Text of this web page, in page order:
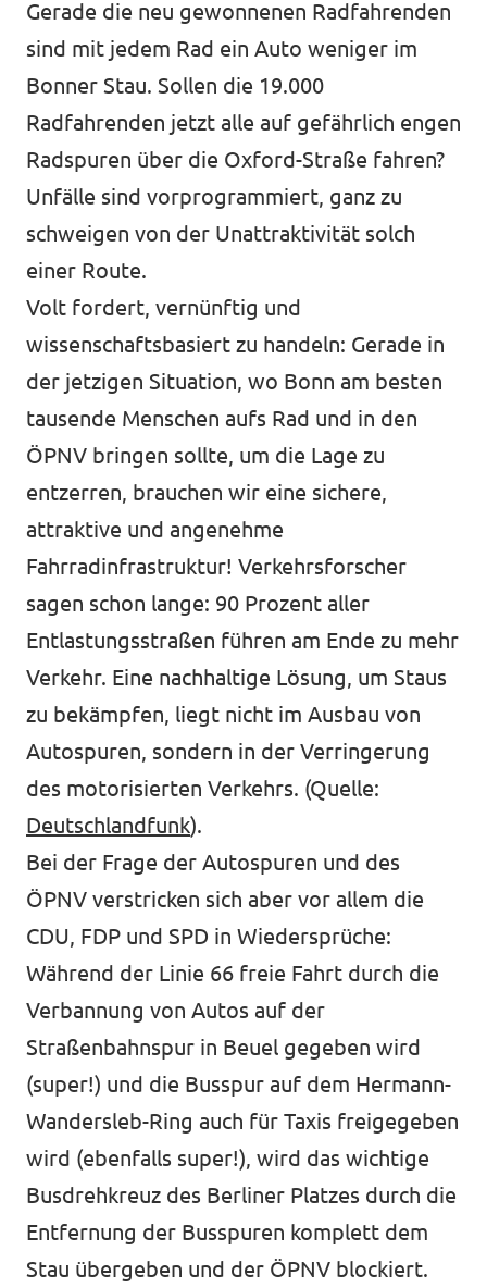
Gerade die neu gewonnenen Radfahrenden
sind mit jedem Rad ein Auto weniger im
Bonner Stau. Sollen die 19.000
Radfahrenden jetzt alle auf gefährlich engen
Radspuren über die Oxford-Straße fahren?
Unfälle sind vorprogrammiert, ganz zu
schweigen von der Unattraktivität solch
einer Route.
Volt fordert, vernünftig und
wissenschaftsbasiert zu handeln: Gerade in
der jetzigen Situation, wo Bonn am besten
tausende Menschen aufs Rad und in den
ÖPNV bringen sollte, um die Lage zu
entzerren, brauchen wir eine sichere,
attraktive und angenehme
Fahrradinfrastruktur! Verkehrsforscher
sagen schon lange: 90 Prozent aller
Entlastungsstraßen führen am Ende zu mehr
Verkehr. Eine nachhaltige Lösung, um Staus
zu bekämpfen, liegt nicht im Ausbau von
Autospuren, sondern in der Verringerung
des motorisierten Verkehrs. (Quelle:
Deutschlandfunk).
Bei der Frage der Autospuren und des
ÖPNV verstricken sich aber vor allem die
CDU, FDP und SPD in Wiedersprüche:
Während der Linie 66 freie Fahrt durch die
Verbannung von Autos auf der
Straßenbahnspur in Beuel gegeben wird
(super!) und die Busspur auf dem Hermann-
Wandersleb-Ring auch für Taxis freigegeben
wird (ebenfalls super!), wird das wichtige
Busdrehkreuz des Berliner Platzes durch die
Entfernung der Busspuren komplett dem
Stau übergeben und der ÖPNV blockiert.